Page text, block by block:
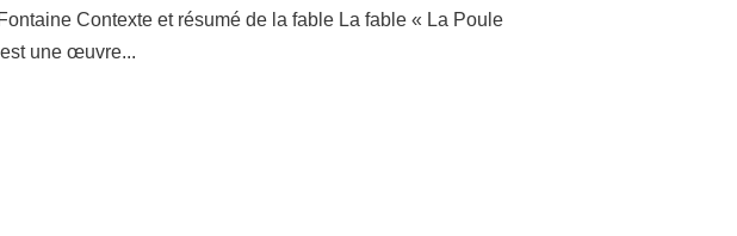
Contexte et résumé de la fable La fable « La Poule
une œuvre...